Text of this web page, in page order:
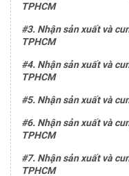
TPHCM
#3. Nhận sản xuất và
TPHCM
#4. Nhận sản xuất và
TPHCM
#5. Nhận sản xuất và
#6. Nhận sản xuất và
TPHCM
#7. Nhận sản xuất và
TPHCM